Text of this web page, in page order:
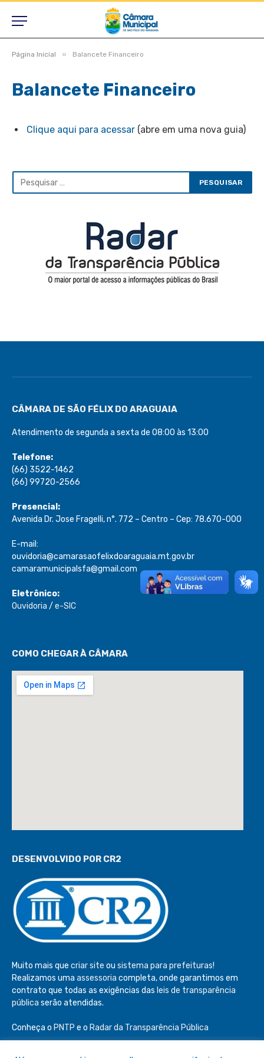
Página Inicial » Balancete Financeiro
Balancete Financeiro
Clique aqui para acessar (abre em uma nova guia)
CÂMARA DE SÃO FÉLIX DO ARAGUAIA
Atendimento de segunda a sexta de 08:00 às 13:00
Telefone:
(66) 3522-1462
(66) 99720-2566
Presencial:
Avenida Dr. Jose Fragelli, n°. 772 – Centro – Cep: 78.670-000
E-mail:
ouvidoria@camarasaofelixdoaraguaia.mt.gov.br
camaramunicipalsfa@gmail.com
Eletrônico:
Ouvidoria / e-SIC
COMO CHEGAR À CÂMARA
DESENVOLVIDO POR CR2
Muito mais que criar site ou sistema para prefeituras!
Realizamos uma assessoria completa, onde garantimos em
contrato que todas as exigências das leis de transparência
pública serão atendidas.
Conheça o PNTP e o Radar da Transparência Pública